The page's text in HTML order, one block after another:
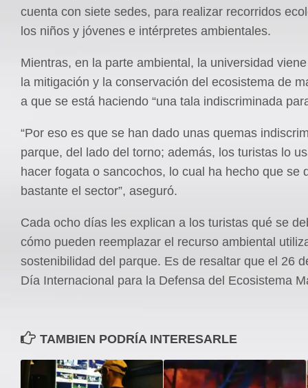
cuenta con siete sedes, para realizar recorridos
los niños y jóvenes e intérpretes ambientales.
Mientras, en la parte ambiental, la universidad
la mitigación y la conservación del ecosistema de
a que se está haciendo “una tala indiscriminada
“Por eso es que se han dado unas quemas
parque, del lado del torno; además, los turistas lo
hacer fogata o sancochos, lo cual ha hecho que se
bastante el sector”, aseguró.
Cada ocho días les explican a los turistas qué se
cómo pueden reemplazar el recurso ambiental
sostenibilidad del parque. Es de resaltar que el 26
Día Internacional para la Defensa del Ecosistema
TAMBIEN PODRÍA INTERESARLE